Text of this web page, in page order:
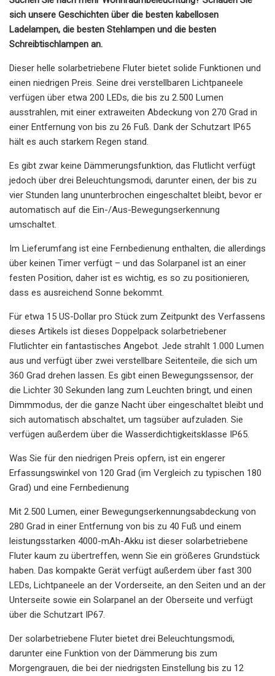
sich unsere Geschichten über die besten kabellosen
Ladelampen, die besten Stehlampen und die besten
Schreibtischlampen an.
Dieser helle solarbetriebene Fluter bietet solide Funktionen und
einen niedrigen Preis. Seine drei verstellbaren Lichtpaneele
verfügen über etwa 200 LEDs, die bis zu 2.500 Lumen
ausstrahlen, mit einer extraweiten Abdeckung von 270 Grad in
einer Entfernung von bis zu 26 Fuß. Dank der Schutzart IP65
hält es auch starkem Regen stand.
Es gibt zwar keine Dämmerungsfunktion, das Flutlicht verfügt
jedoch über drei Beleuchtungsmodi, darunter einen, der bis zu
vier Stunden lang ununterbrochen eingeschaltet bleibt, bevor er
automatisch auf die Ein-/Aus-Bewegungserkennung
umschaltet.
Im Lieferumfang ist eine Fernbedienung enthalten, die allerdings
über keinen Timer verfügt – und das Solarpanel ist an einer
festen Position, daher ist es wichtig, es so zu positionieren,
dass es ausreichend Sonne bekommt.
Für etwa 15 US-Dollar pro Stück zum Zeitpunkt des Verfassens
dieses Artikels ist dieses Doppelpack solarbetriebener
Flutlichter ein fantastisches Angebot. Jede strahlt 1.000 Lumen
aus und verfügt über zwei verstellbare Seitenteile, die sich um
360 Grad drehen lassen. Es gibt einen Bewegungssensor, der
die Lichter 30 Sekunden lang zum Leuchten bringt, und einen
Dimmmodus, der die ganze Nacht über eingeschaltet bleibt und
sich automatisch abschaltet, um tagsüber aufzuladen. Sie
verfügen außerdem über die Wasserdichtigkeitsklasse IP65.
Was Sie für den niedrigen Preis opfern, ist ein engerer
Erfassungswinkel von 120 Grad (im Vergleich zu typischen 180
Grad) und eine Fernbedienung
Mit 2.500 Lumen, einer Bewegungserkennungsabdeckung von
280 Grad in einer Entfernung von bis zu 40 Fuß und einem
leistungsstarken 4000-mAh-Akku ist dieser solarbetriebene
Fluter kaum zu übertreffen, wenn Sie ein größeres Grundstück
haben. Das kompakte Gerät verfügt außerdem über fast 300
LEDs, Lichtpaneele an der Vorderseite, an den Seiten und an der
Unterseite sowie ein Solarpanel an der Oberseite und verfügt
über die Schutzart IP67.
Der solarbetriebene Fluter bietet drei Beleuchtungsmodi,
darunter eine Funktion von der Dämmerung bis zum
Morgengrauen, die bei der niedrigsten Einstellung bis zu 12